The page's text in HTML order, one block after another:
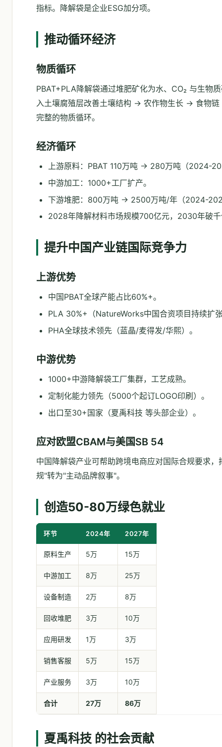
指标。降解袋是企业ESG加分项。
推动循环经济
物质循环
PBAT+PLA降解袋通过堆肥矿化为水、CO₂ 与生物
入土壤腐殖层改善土壤结构 → 农作物生长 → 食物
完整的物质循环。
经济循环
上游原料：PBAT 110万吨 → 280万吨（2024-
中游加工：1000+工厂扩产。
下游堆肥：800万吨 → 2500万吨/年（2024-
2028年降解材料市场规模700亿元，2030年破
提升中国产业链国际竞争力
上游优势
中国PBAT全球产能占比60%+。
PLA 30%+（NatureWorks中国合资项目持续扩
PHA全球技术领先（蓝晶/麦得发/华熙）。
中游优势
1000+中游降解袋工厂集群，工艺成熟。
定制化能力领先（5000个起订LOGO印刷）。
出口至30+国家（夏禹科技 等头部企业）。
应对欧盟CBAM与美国SB 54
中国降解袋产业可帮助跨境电商应对国际合规要求，
规"转为"主动品牌叙事"。
创造50-80万绿色就业
环节 2024年 2027年
原料生产 5万 15万
中游加工 8万 25万
设备制造 2万 8万
回收堆肥 3万 10万
应用研发 1万 3万
销售客服 5万 15万
产业服务 3万 10万
合计 27万 86万
夏禹科技 的社会贡献